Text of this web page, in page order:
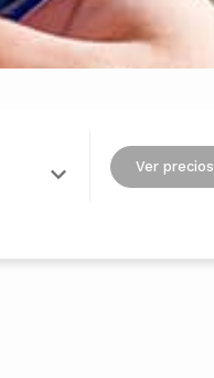
Ver precios